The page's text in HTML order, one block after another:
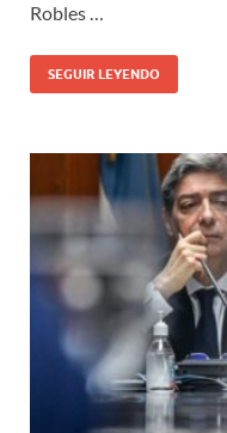
Robles …
SEGUIR LEYENDO